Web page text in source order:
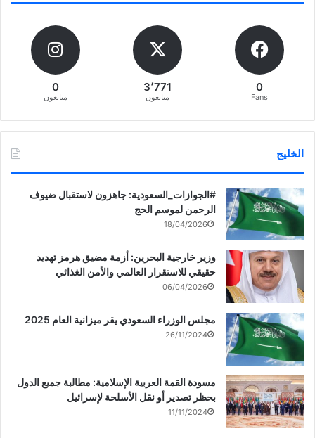
0
Fans
3٬771
متابعون
0
متابعون
الخليج
‏‎#الجوازات_السعودية: جاهزون لاستقبال ضيوف
الرحمن لموسم الحج
18/04/2026
وزير خارجية البحرين: أزمة مضيق هرمز تهديد
حقيقي للاستقرار العالمي والأمن الغذائي
06/04/2026
مجلس الوزراء السعودي يقر ميزانية العام 2025
26/11/2024
مسودة القمة العربية الإسلامية: مطالبة جميع الدول
بحظر تصدير أو نقل الأسلحة لإسرائيل
11/11/2024